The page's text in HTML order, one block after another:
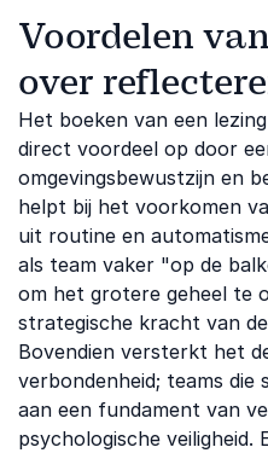
Voordelen
over
Het boeken van een
direct voordeel op door
omgevingsbewustzijn en
helpt bij het voorkomen
uit routine en
als team vaker "op de
om het grotere geheel te
strategische kracht van
Bovendien versterkt het
verbondenheid; teams
aan een fundament van
psychologische veiligheid.